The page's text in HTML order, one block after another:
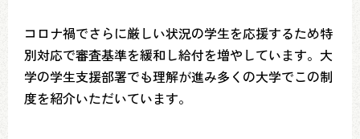
コロナ禍でさらに厳しい状況の学生を応援するため特
別対応で審査基準を緩和し給付を増やしています。大
学の学生支援部署でも理解が進み多くの大学でこの制
度を紹介いただいています。